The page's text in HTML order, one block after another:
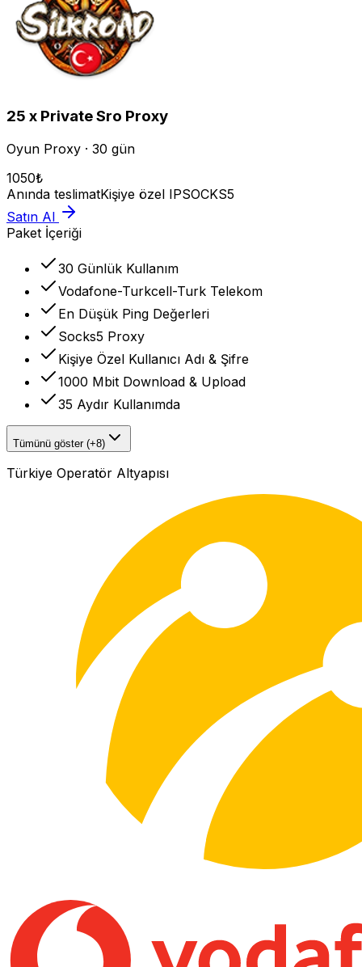
25 x Private Sro Proxy
Oyun Proxy · 30 gün
1050₺
Anında teslimatKişiye özel IPSOCKS5
Satın Al
Paket İçeriği
30 Günlük Kullanım
Vodafone-Turkcell-Turk Telekom
En Düşük Ping Değerleri
Socks5 Proxy
Kişiye Özel Kullanıcı Adı & Şifre
1000 Mbit Download & Upload
35 Aydır Kullanımda
Tümünü göster (+8)
Türkiye Operatör Altyapısı